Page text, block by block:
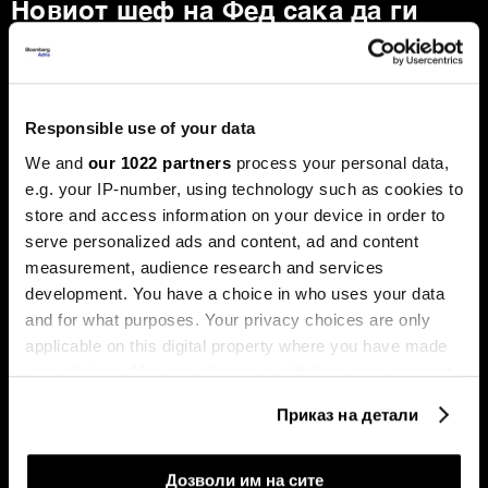
Responsible use of your data
We and our 1022 partners process your personal data,
e.g. your IP-number, using technology such as cookies to
store and access information on your device in order to
serve personalized ads and content, ad and content
measurement, audience research and services
development. You have a choice in who uses your data
and for what purposes. Your privacy choices are only
applicable on this digital property where you have made
your choices. You can change or withdraw your consent
If you allow, we would also like to:
Приказ на детали
Дозволи им на сите
Новиот шеф на Фед сака да ги
намали каматите - пазарот го чека
агресивно да ја протурка агендата за намалување на
каматните стапки, но Марко Бјеговиќ од „Аркомина
рисрч“ предупредува дека за тоа ќе мора да ги
редефинира клучните економски индикатори и да ги
придобие скептичните колеги.
мерки за ценовна
Последната карта на Иран:
целосно да се вклучат во
војната